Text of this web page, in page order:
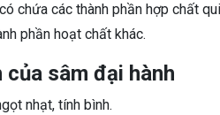
chứa các thành phần hợp chất
phần hoạt chất khác.
sâm đại hành
nhạt, tính bình.